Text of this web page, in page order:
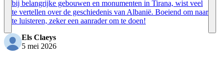
bij belangrijke gebouwen en monumenten in Tirana, wist veel
te vertellen over de geschiedenis van Albanië. Boeiend om naar
te luisteren, zeker een aanrader om te doen!
Els Claeys
5 mei 2026